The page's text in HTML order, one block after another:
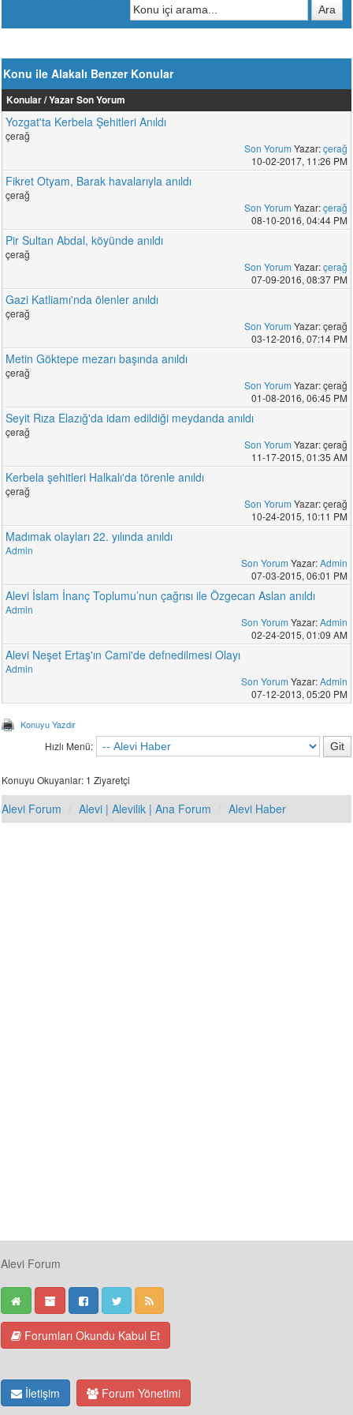
Konu ile Alakalı Benzer Konular
Konular / YazarSon Yorum
Yozgat'ta Kerbela Şehitleri Anıldı
çerağ
Son Yorum Yazar:çerağ
10-02-2017, 11:26 PM
Fikret Otyam, Barak havalarıyla anıldı
çerağ
Son Yorum Yazar:çerağ
08-10-2016, 04:44 PM
Pir Sultan Abdal, köyünde anıldı
çerağ
Son Yorum Yazar:çerağ
07-09-2016, 08:37 PM
Gazi Katliamı'nda ölenler anıldı
çerağ
Son Yorum Yazar: çerağ
03-12-2016, 07:14 PM
Metin Göktepe mezarı başında anıldı
çerağ
Son Yorum Yazar: çerağ
01-08-2016, 06:45 PM
Seyit Rıza Elazığ'da idam edildiği meydanda anıldı
çerağ
Son Yorum Yazar: çerağ
11-17-2015, 01:35 AM
Kerbela şehitleri Halkalı'da törenle anıldı
çerağ
Son Yorum Yazar: çerağ
10-24-2015, 10:11 PM
Madımak olayları 22. yılında anıldı
Admin
Son Yorum Yazar:Admin
07-03-2015, 06:01 PM
Alevi İslam İnanç Toplumu’nun çağrısı ile Özgecan Aslan anıldı
Admin
Son Yorum Yazar:Admin
02-24-2015, 01:09 AM
Alevi Neşet Ertaş'ın Cami'de defnedilmesi Olayı
Admin
Son Yorum Yazar:Admin
07-12-2013, 05:20 PM
Konuyu Yazdır
Hızlı Menü:
Konuyu Okuyanlar: 1 Ziyaretçi
Alevi Forum Alevi | Alevilik | Ana Forum Alevi Haber
Alevi Forum
Forumları Okundu Kabul Et
İletişim Forum Yönetimi